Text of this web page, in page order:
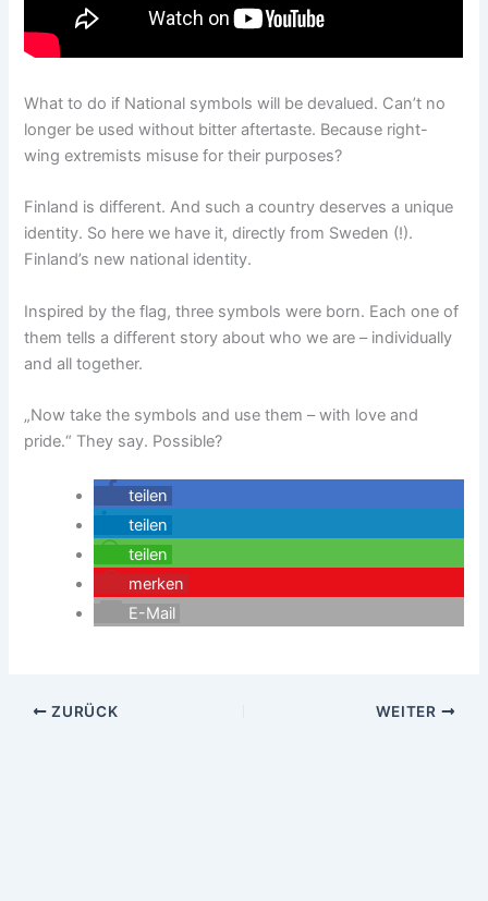
What to do if National symbols will be devalued. Can’t no
longer be used without bitter aftertaste. Because right-
wing extremists misuse for their purposes?
Finland is different. And such a country deserves a unique
identity. So here we have it, directly from Sweden (!).
Finland’s new national identity.
Inspired by the flag, three symbols were born. Each one of
them tells a different story about who we are – individually
and all together.
„Now take the symbols and use them – with love and
pride.“ They say. Possible?
teilen
teilen
teilen
merken
E-Mail
ZURÜCK WEITER